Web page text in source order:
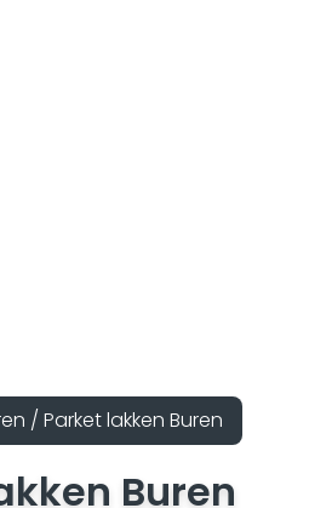
/ Parket lakken Buren
Buren